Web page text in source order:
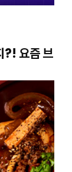
?! 요즘 브